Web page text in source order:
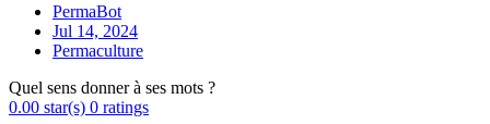
PermaBot
Jul 14, 2024
Permaculture
Quel sens donner à ses mots ?
0.00 star(s) 0 ratings